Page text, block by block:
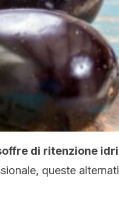
di ritenzione
queste